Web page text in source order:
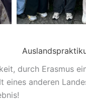
durch Erasmus
anderen